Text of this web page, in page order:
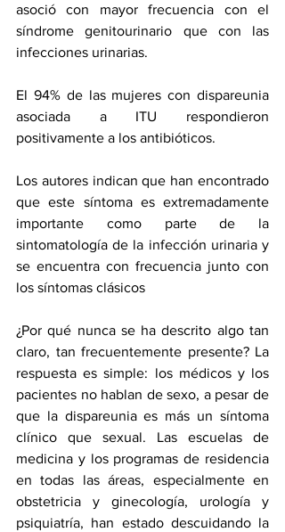
asoció con mayor frecuencia con el
síndrome genitourinario que con las
infecciones urinarias.
El 94% de las mujeres con dispareunia
asociada a ITU respondieron
positivamente a los antibióticos.
Los autores indican que han encontrado
que este síntoma es extremadamente
importante como parte de la
sintomatología de la infección urinaria y
se encuentra con frecuencia junto con
los síntomas clásicos
¿Por qué nunca se ha descrito algo tan
claro, tan frecuentemente presente? La
respuesta es simple: los médicos y los
pacientes no hablan de sexo, a pesar de
que la dispareunia es más un síntoma
clínico que sexual. Las escuelas de
medicina y los programas de residencia
en todas las áreas, especialmente en
obstetricia y ginecología, urología y
psiquiatría, han estado descuidando la